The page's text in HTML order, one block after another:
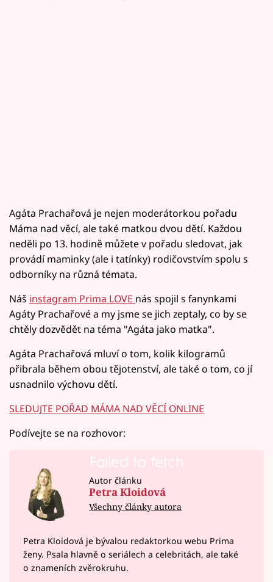
Agáta Prachařová je nejen moderátorkou pořadu
Máma nad věcí, ale také matkou dvou dětí. Každou
neděli po 13. hodině můžete v pořadu sledovat, jak
provádí maminky (ale i tatínky) rodičovstvím spolu s
odborníky na různá témata.
Náš instagram Prima LOVE nás spojil s fanynkami
Agáty Prachařové a my jsme se jich zeptaly, co by se
chtěly dozvědět na téma "Agáta jako matka".
Agáta Prachařová mluví o tom, kolik kilogramů
přibrala během obou tějotenství, ale také o tom, co jí
usnadnilo výchovu dětí.
SLEDUJTE POŘAD MÁMA NAD VĚCÍ ONLINE
Podívejte se na rozhovor:
Failed to fetch
Autor článku
Petra Kloidová
Všechny články autora
Petra Kloidová je bývalou redaktorkou webu Prima
ženy. Psala hlavně o seriálech a celebritách, ale také
o znameních zvěrokruhu.